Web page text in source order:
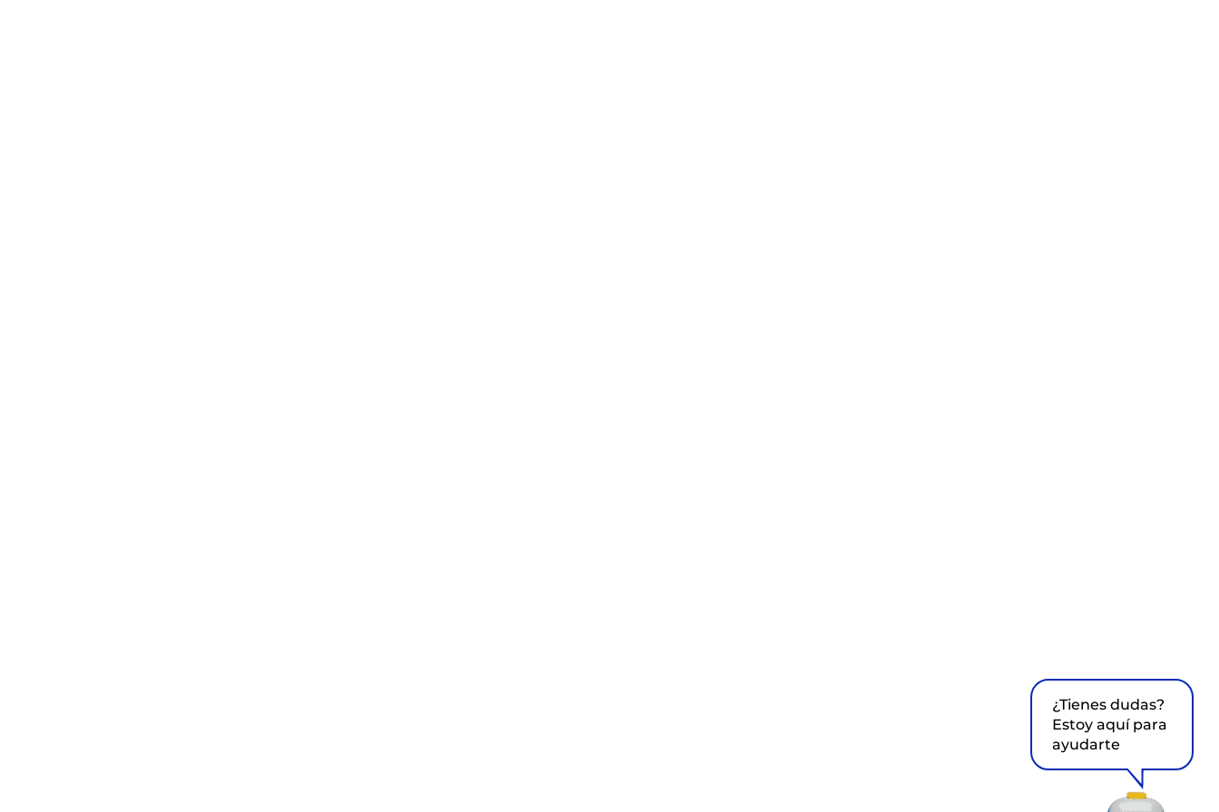
¿Tienes dudas?
Estoy aquí para
ayudarte